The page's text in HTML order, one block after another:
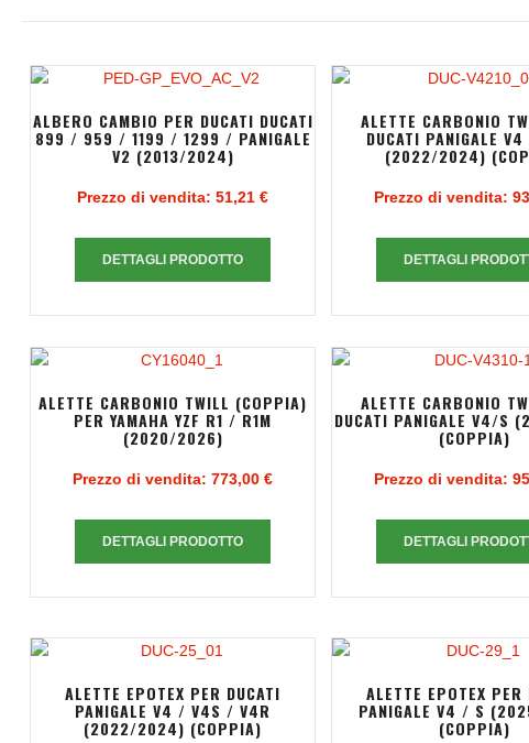
ALBERO CAMBIO PER DUCATI DUCATI
899 / 959 / 1199 / 1299 / PANIGALE
V2 (2013/2024)
Prezzo di vendita:51,21 €
DETTAGLI PRODOTTO
ALETTE CARBONIO
DUCATI PANIGALE
(2022/2024)
Prezzo di vendita:
DETTAGLI
ALETTE CARBONIO TWILL (COPPIA)
PER YAMAHA YZF R1 / R1M
(2020/2026)
Prezzo di vendita:773,00 €
DETTAGLI PRODOTTO
ALETTE CARBONIO
DUCATI PANIGALE V4/S
(COPPIA)
Prezzo di vendita:
DETTAGLI
ALETTE EPOTEX PER DUCATI
PANIGALE V4 / V4S / V4R
(2022/2024) (COPPIA)
ALETTE EPOTEX PER
PANIGALE V4 / S
(COPPIA)